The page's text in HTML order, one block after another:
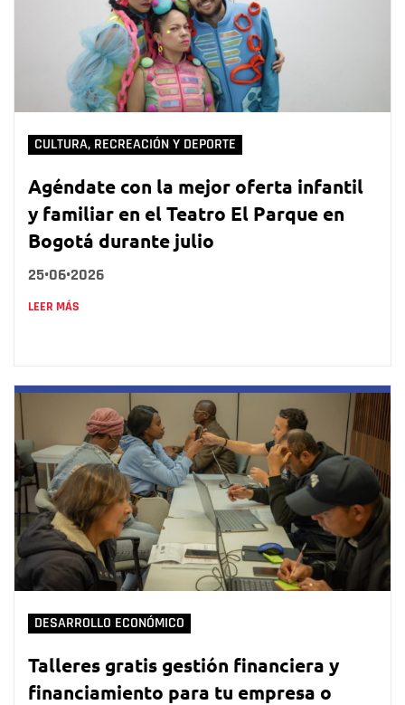
CULTURA, RECREACIÓN Y DEPORTE
Agéndate con la mejor oferta infantil
y familiar en el Teatro El Parque en
Bogotá durante julio
25•06•2026
LEER MÁS
DESARROLLO ECONÓMICO
Talleres gratis gestión financiera y
financiamiento para tu empresa o